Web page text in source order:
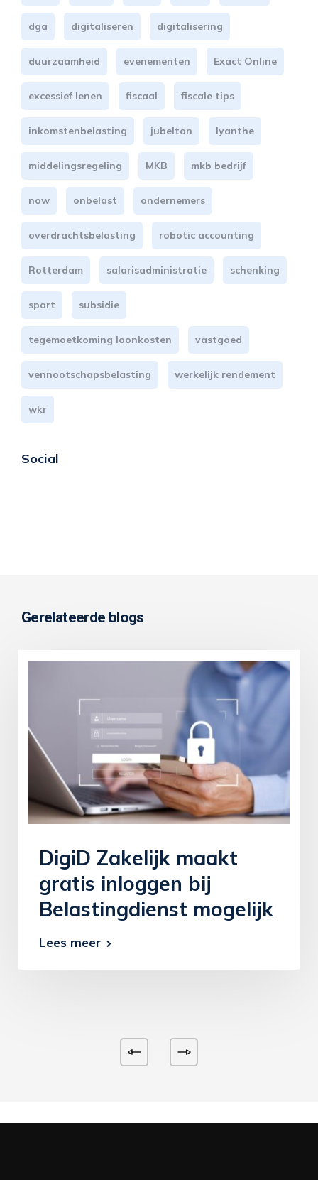
dga digitaliseren digitalisering
duurzaamheid evenementen Exact Online
excessief lenen fiscaal fiscale tips
inkomstenbelasting jubelton lyanthe
middelingsregeling MKB mkb bedrijf
now onbelast ondernemers
overdrachtsbelasting robotic accounting
Rotterdam salarisadministratie schenking
sport subsidie
tegemoetkoming loonkosten vastgoed
vennootschapsbelasting werkelijk rendement
wkr
Social
Gerelateerde blogs
DigiD Zakelijk maakt
gratis inloggen bij
Belastingdienst mogelijk
Lees meer